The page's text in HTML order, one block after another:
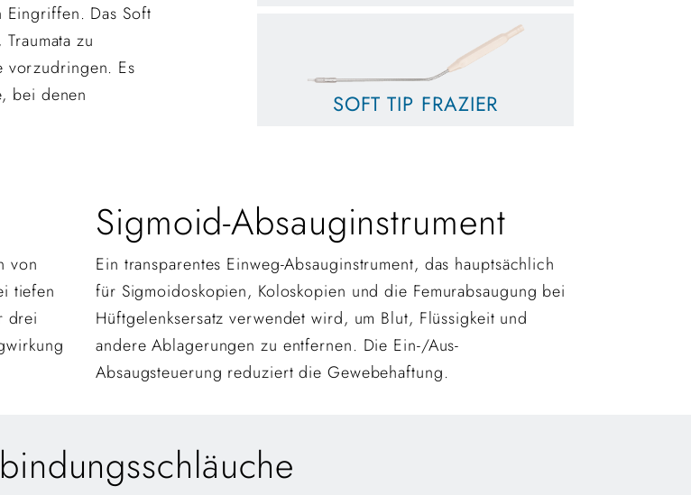
Das Soft
zu
vorzudringen. Es
bei denen
SOFT TIP FRAZIER
von
tiefen
drei
Sigmoid-Absauginstrument
Ein transparentes Einweg-Absauginstrument, das hauptsächlich
für Sigmoidoskopien, Koloskopien und die Femurabsaugung bei
Hüftgelenksersatz verwendet wird, um Blut, Flüssigkeit und
andere Ablagerungen zu entfernen. Die Ein-/Aus-
Absaugsteuerung reduziert die Gewebehaftung.